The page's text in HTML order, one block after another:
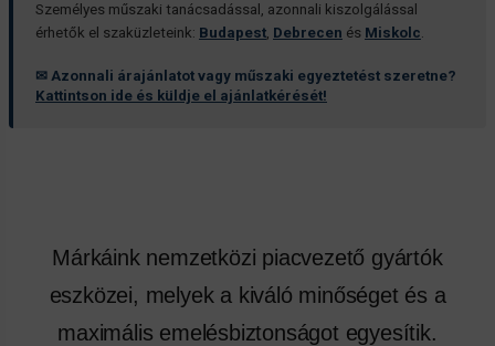
Személyes műszaki tanácsadással, azonnali kiszolgálással
érhetők el szaküzleteink: Budapest, Debrecen és Miskolc.
✉ Azonnali árajánlatot vagy műszaki egyeztetést szeretne?
Kattintson ide és küldje el ajánlatkérését!
Márkáink nemzetközi piacvezető gyártók
eszközei, melyek a kiváló minőséget és a
maximális emelésbiztonságot egyesítik.